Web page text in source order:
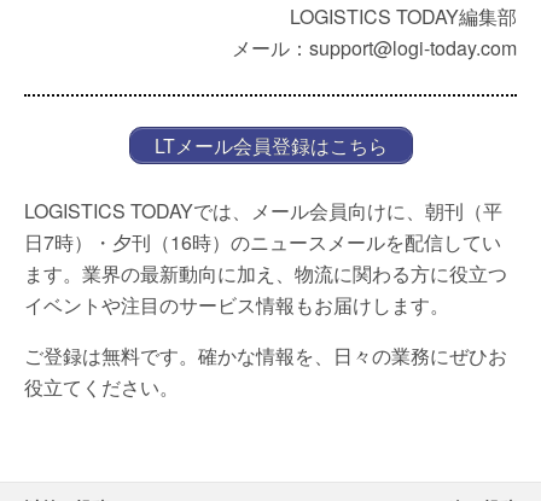
LOGISTICS TODAY編集部
メール：support@logi-today.com
LTメール会員登録はこちら
LOGISTICS TODAYでは、メール会員向けに、朝刊（平
日7時）・夕刊（16時）のニュースメールを配信してい
ます。業界の最新動向に加え、物流に関わる方に役立つ
イベントや注目のサービス情報もお届けします。
ご登録は無料です。確かな情報を、日々の業務にぜひお
役立てください。